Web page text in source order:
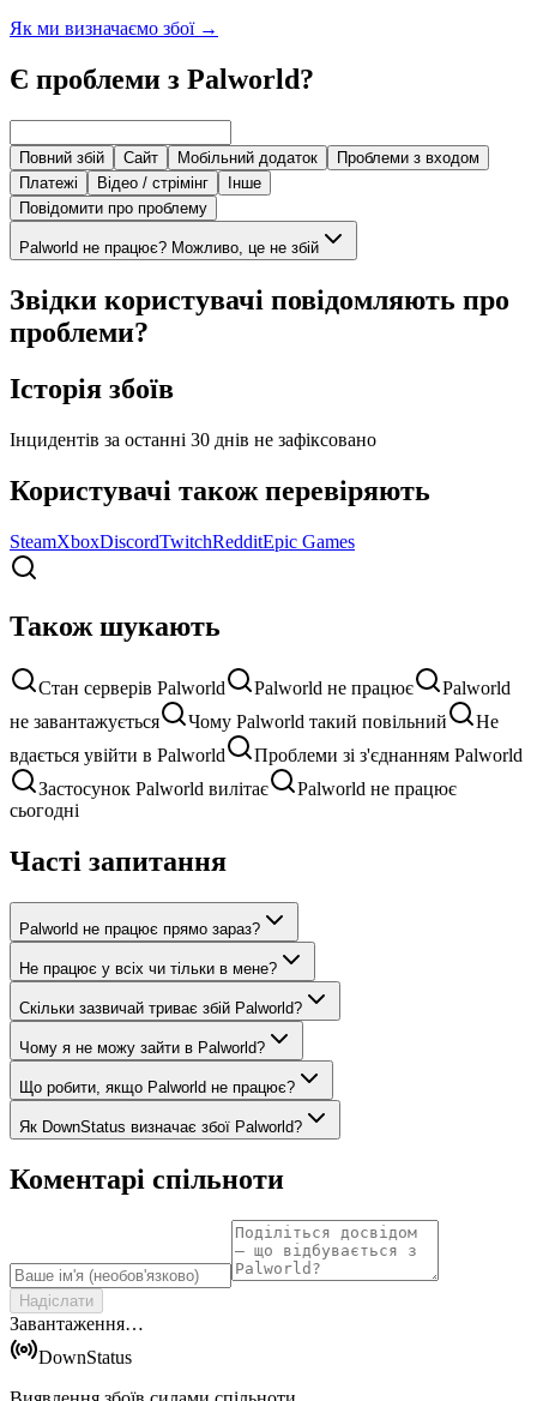
Як ми визначаємо збої→
Є проблеми з Palworld?
Повний збій Сайт Мобільний додаток
Проблеми з входом
Платежі
Відео / стрімінг
Інше
Повідомити про проблему
Palworld не працює? Можливо, це не збій
Звідки користувачі повідомляють про
проблеми?
Історія збоїв
Інцидентів за останні 30 днів не зафіксовано
Користувачі також перевіряють
SteamXboxDiscordTwitchRedditEpic Games
Також шукають
Стан серверів Palworld Palworld не працює
Palworld
не завантажується
Чому Palworld такий повільний
Не
вдається увійти в Palworld
Проблеми зі з'єднанням Palworld
Застосунок Palworld вилітає
Palworld не працює
сьогодні
Часті запитання
Palworld не працює прямо зараз?
Не працює у всіх чи тільки в мене?
Скільки зазвичай триває збій Palworld?
Чому я не можу зайти в Palworld?
Що робити, якщо Palworld не працює?
Як DownStatus визначає збої Palworld?
Коментарі спільноти
Надіслати
Завантаження…
DownStatus